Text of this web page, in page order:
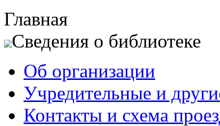
Главная
Сведения о библиотеке
Об организации
Учредительные и
Контакты и схема